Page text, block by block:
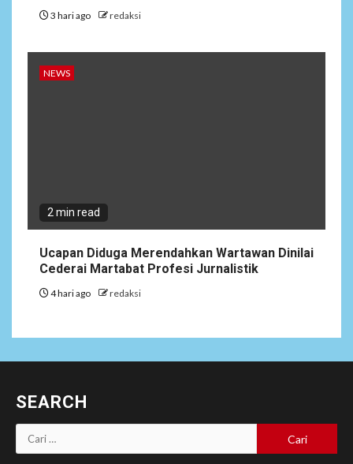
3 hari ago redaksi
NEWS
2 min read
Ucapan Diduga Merendahkan Wartawan Dinilai
Cederai Martabat Profesi Jurnalistik
4 hari ago redaksi
SEARCH
Cari
untuk: